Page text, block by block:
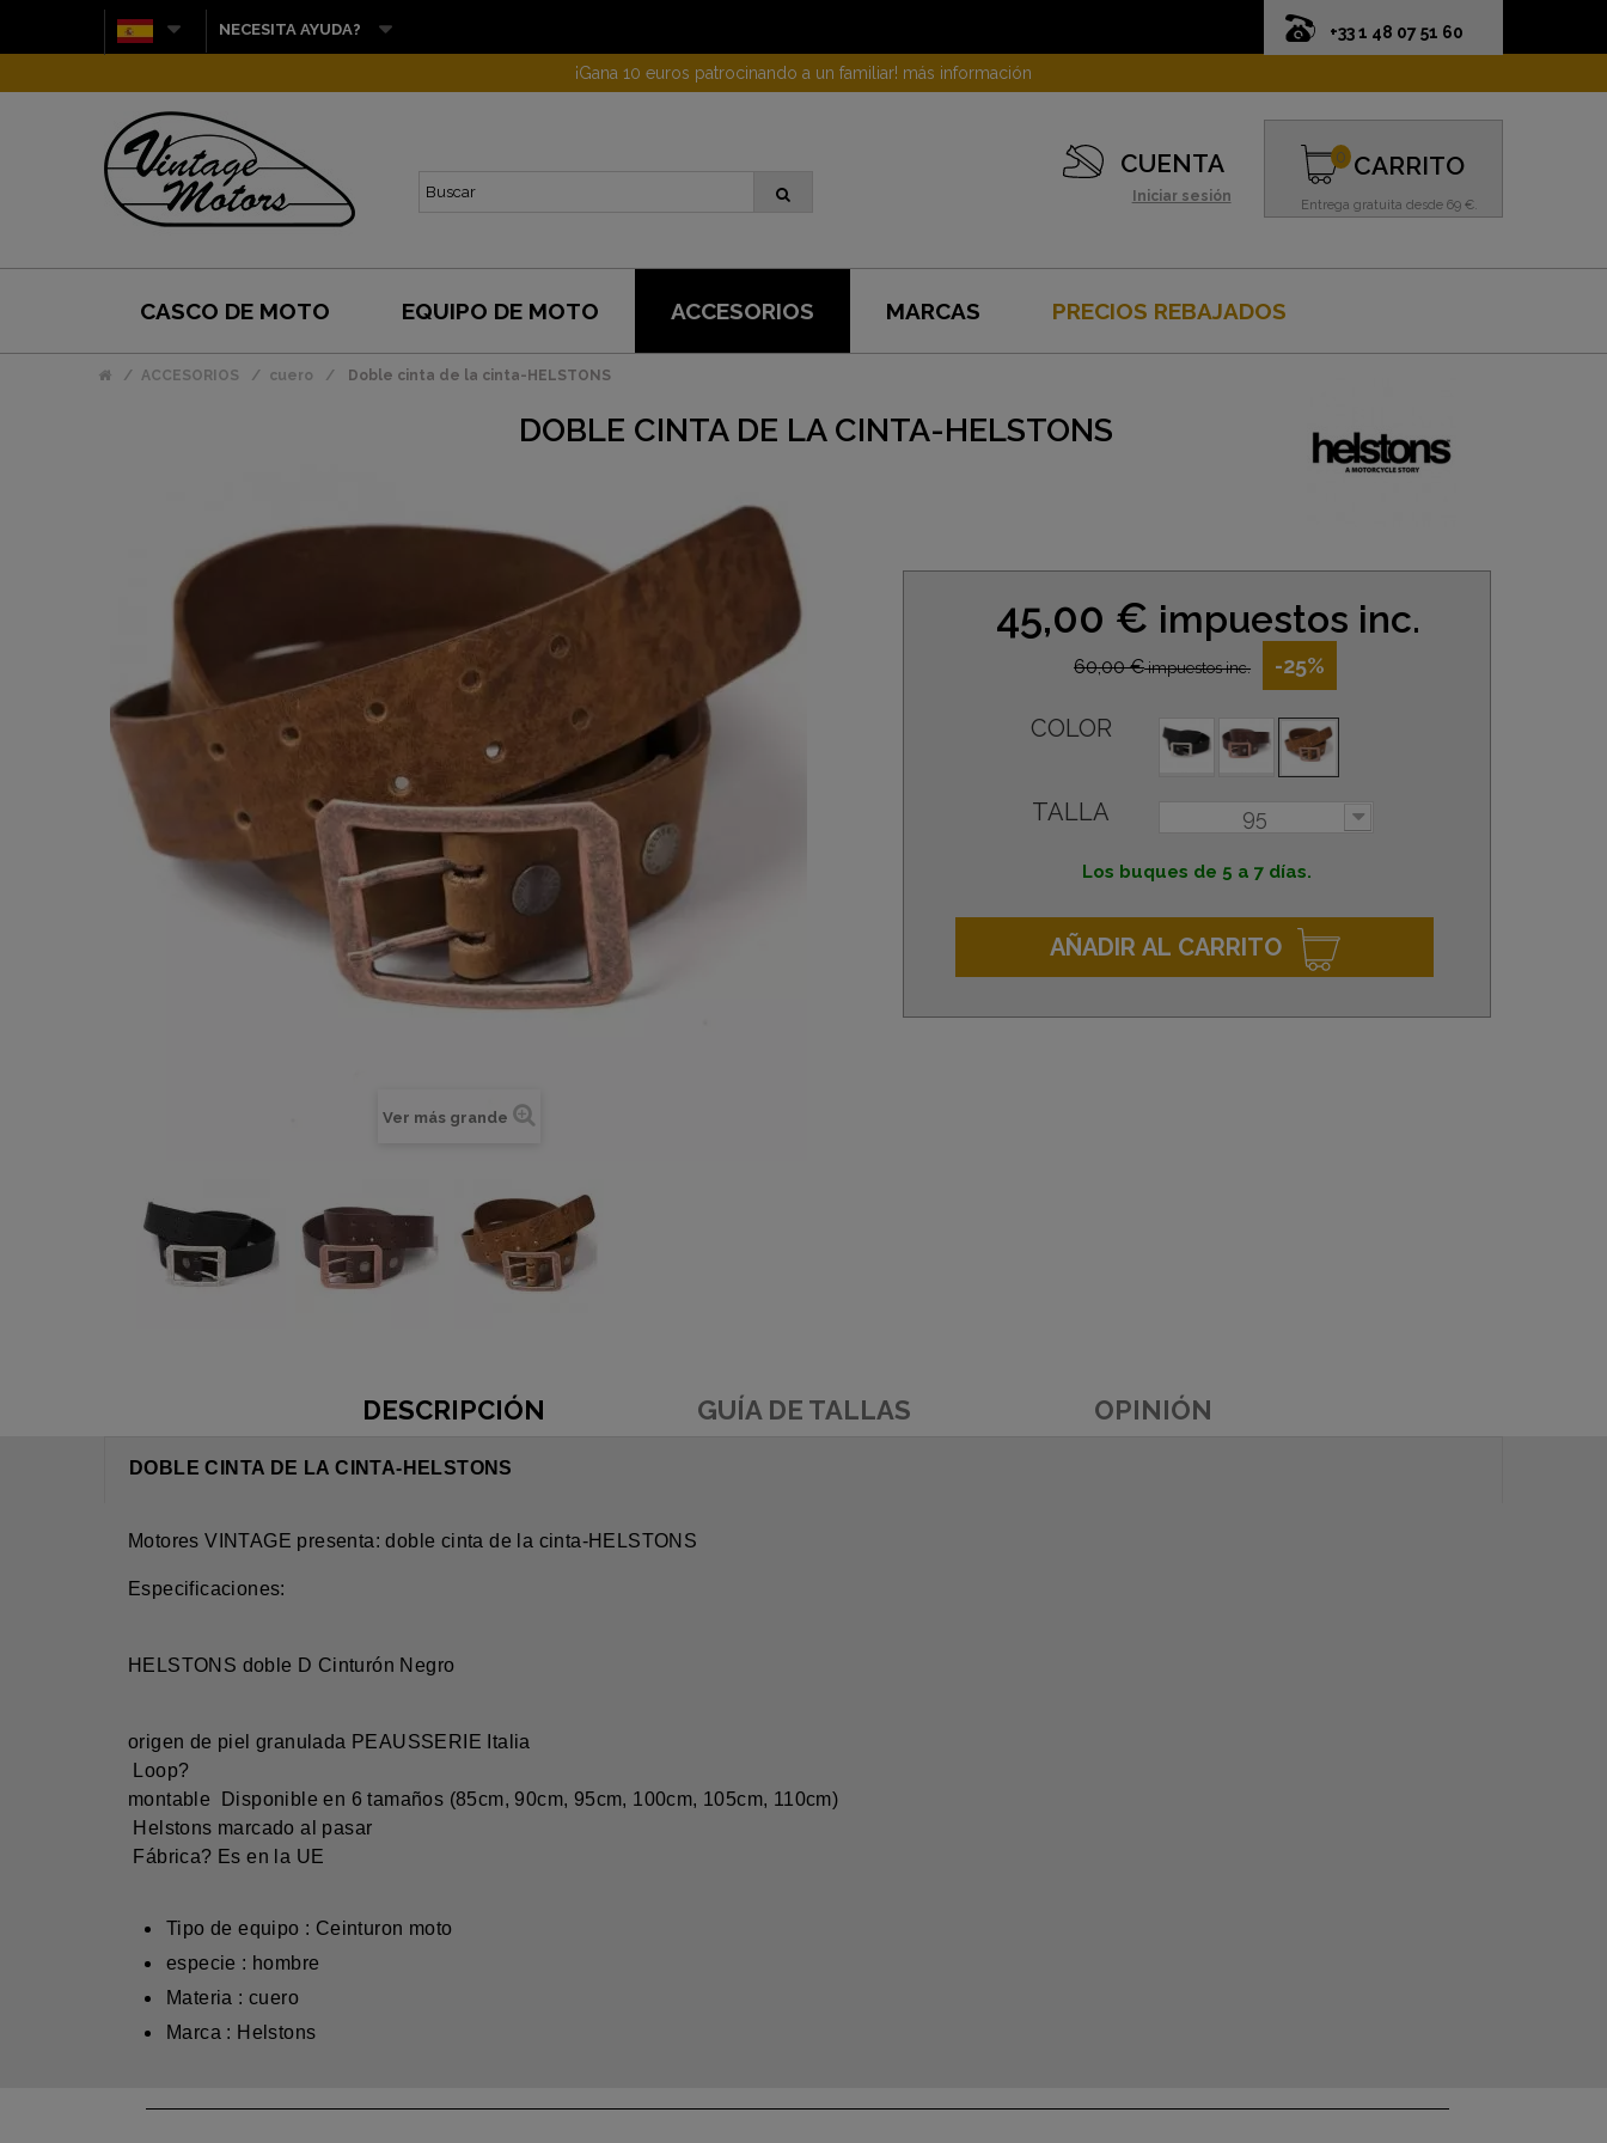
+33 1 48 07 51 60
NECESITA AYUDA?
¡Gana 10 euros patrocinando a un familiar! más información
CUENTA
Iniciar sesión
CARRITO
Entrega gratuita desde 69 €.
0
CASCO DE MOTO EQUIPO DE MOTO ACCESORIOS MARCAS PRECIOS REBAJADOS
ACCESORIOS cuero Doble cinta de la cinta-HELSTONS
DOBLE CINTA DE LA CINTA-HELSTONS
Ver más grande
45,00 € impuestos inc.
60,00 €impuestos inc. -25%
COLOR
TALLA 95
Los buques de 5 a 7 días.
AÑADIR AL CARRITO
DESCRIPCIÓN GUÍA DE TALLAS OPINIÓN
DOBLE CINTA DE LA CINTA-HELSTONS
Motores VINTAGE presenta: doble cinta de la cinta-HELSTONS
Especificaciones:
HELSTONS doble D Cinturón Negro
origen de piel granulada PEAUSSERIE Italia
Loop?
montable Disponible en 6 tamaños (85cm, 90cm, 95cm, 100cm, 105cm, 110cm)
Helstons marcado al pasar
Fábrica? Es en la UE
Tipo de equipo : Ceinturon moto
especie : hombre
Materia : cuero
Marca : Helstons